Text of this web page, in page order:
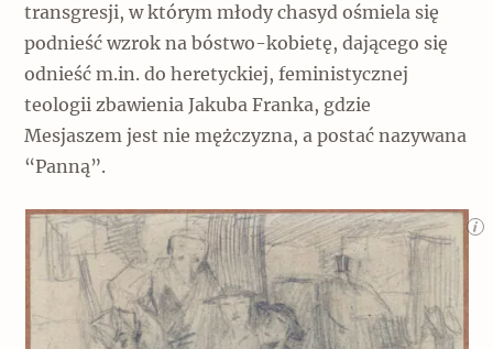
transgresji, w którym młody chasyd ośmiela się
podnieść wzrok na bóstwo-kobietę, dającego się
odnieść m.in. do heretyckiej, feministycznej
teologii zbawienia Jakuba Franka, gdzie
Mesjaszem jest nie mężczyzna, a postać nazywana
“Panną”.